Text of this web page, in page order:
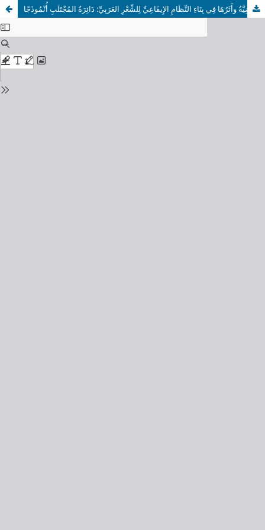
الدَّوَائِرُ العَرُوضِيَّةُ وأَثَرُهَا فِي بِنَاءِ النِّظَامِ الإِيقَاعِيِّ لِلشِّعْرِ العَرَبِيِّ: دَائِرَةُ المُجْتَلَبِ أُنْمُوذَجًا